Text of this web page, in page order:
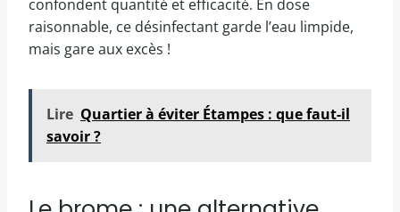
confondent quantité et efficacité. En dose
raisonnable, ce désinfectant garde l’eau limpide,
mais gare aux excès !
Lire Quartier à éviter Étampes : que faut-il
savoir ?